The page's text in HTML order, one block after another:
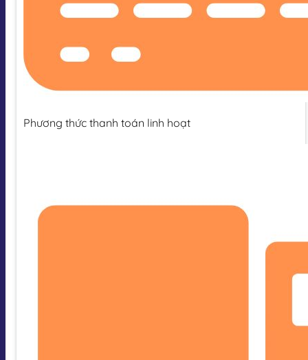
Phương thức thanh toán linh hoạt